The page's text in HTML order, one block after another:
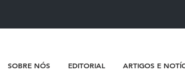
SOBRE NÓS EDITORIAL ARTIGOS E